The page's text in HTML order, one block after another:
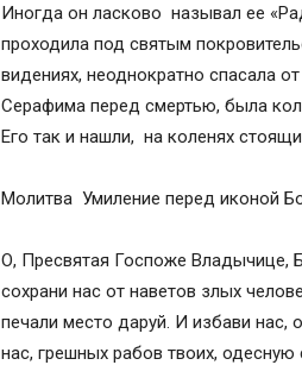
Иногда он ласково называл ее
проходила под святым
видениях, неоднократно спасала
Серафима перед смертью, была
Его так и нашли, на коленях
Молитва Умиление перед иконой
О, Пресвятая Госпоже Владычице,
сохрани нас от наветов злых
печали место даруй. И избави нас,
нас, грешных рабов твоих,